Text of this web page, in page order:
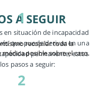
A SEGUIR
en situación de incapacidad
que puede derivar en una
permanente, estos
pasos a seguir:
1
recopilar toda la
posible sobre el caso.
2